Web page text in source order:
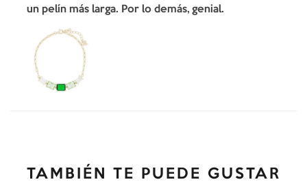
un pelín más larga. Por lo demás, genial.
TAMBIÉN TE PUEDE GUSTAR